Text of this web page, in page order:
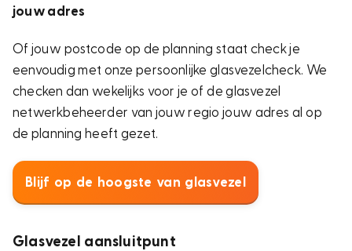
jouw adres
Of jouw postcode op de planning staat check je
eenvoudig met onze persoonlijke glasvezelcheck. We
checken dan wekelijks voor je of de glasvezel
netwerkbeheerder van jouw regio jouw adres al op
de planning heeft gezet.
Blijf op de hoogste van glasvezel
Glasvezel aansluitpunt